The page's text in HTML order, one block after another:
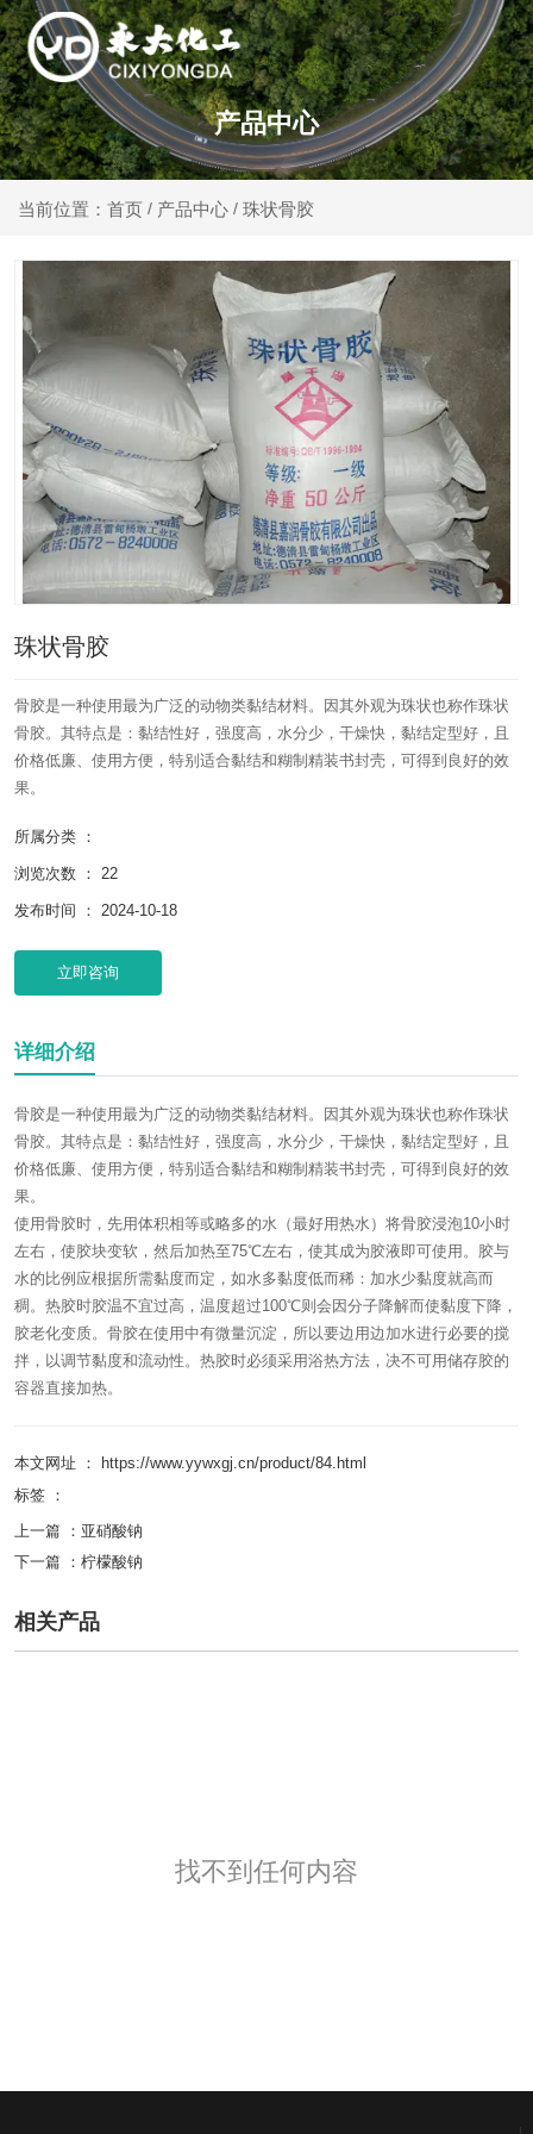
产品中心
当前位置：首页 / 产品中心 / 珠状骨胶
珠状骨胶
骨胶是一种使用最为广泛的动物类黏结材料。因其外观为珠状也称作珠状
骨胶。其特点是：黏结性好，强度高，水分少，干燥快，黏结定型好，且
价格低廉、使用方便，特别适合黏结和糊制精装书封壳，可得到良好的效
果。
所属分类 ：
浏览次数 ： 22
发布时间 ： 2024-10-18
立即咨询
详细介绍
骨胶是一种使用最为广泛的动物类黏结材料。因其外观为珠状也称作珠状
骨胶。其特点是：黏结性好，强度高，水分少，干燥快，黏结定型好，且
价格低廉、使用方便，特别适合黏结和糊制精装书封壳，可得到良好的效
果。
使用骨胶时，先用体积相等或略多的水（最好用热水）将骨胶浸泡10小时
左右，使胶块变软，然后加热至75℃左右，使其成为胶液即可使用。胶与
水的比例应根据所需黏度而定，如水多黏度低而稀：加水少黏度就高而
稠。热胶时胶温不宜过高，温度超过100℃则会因分子降解而使黏度下降，
胶老化变质。骨胶在使用中有微量沉淀，所以要边用边加水进行必要的搅
拌，以调节黏度和流动性。热胶时必须采用浴热方法，决不可用储存胶的
容器直接加热。
本文网址 ： https://www.yywxgj.cn/product/84.html
标签 ：
上一篇 ： 亚硝酸钠
下一篇 ： 柠檬酸钠
相关产品
找不到任何内容